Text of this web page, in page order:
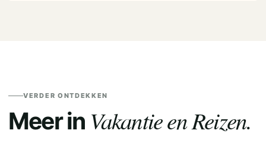
VERDER ONTDEKKEN
Meer in Vakantie en Reizen.